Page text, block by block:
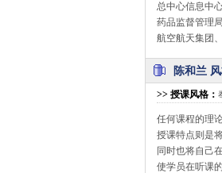
总中心信息中
药品监督管理
航空航天集团
陈和兰
>> 授课风格 ：
任何课程的理
授课特点则是
同时也将自己
使学员在听课